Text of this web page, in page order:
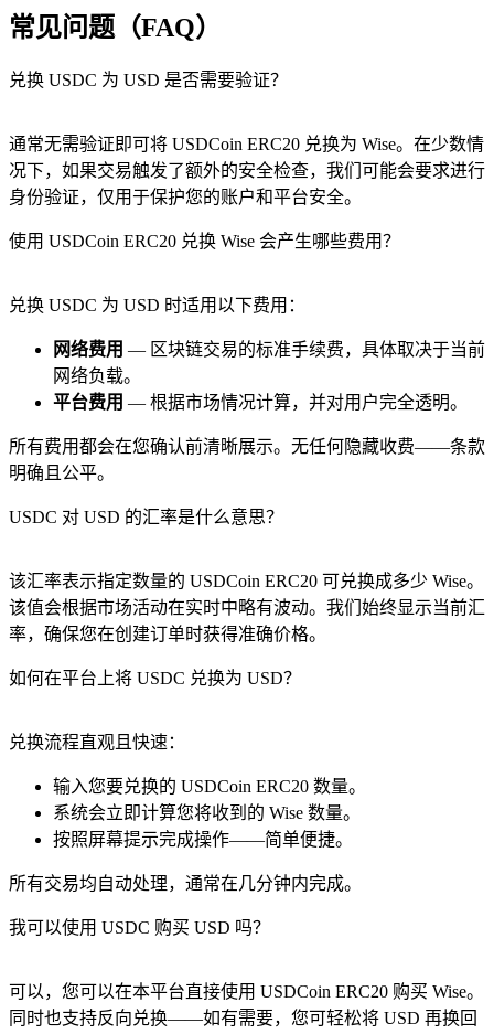
常见问题（FAQ）
兑换 USDC 为 USD 是否需要验证？
通常无需验证即可将 USDCoin ERC20 兑换为 Wise。在少数情
况下，如果交易触发了额外的安全检查，我们可能会要求进行
身份验证，仅用于保护您的账户和平台安全。
使用 USDCoin ERC20 兑换 Wise 会产生哪些费用？
兑换 USDC 为 USD 时适用以下费用：
网络费用 — 区块链交易的标准手续费，具体取决于当前
网络负载。
平台费用 — 根据市场情况计算，并对用户完全透明。
所有费用都会在您确认前清晰展示。无任何隐藏收费——条款
明确且公平。
USDC 对 USD 的汇率是什么意思？
该汇率表示指定数量的 USDCoin ERC20 可兑换成多少 Wise。
该值会根据市场活动在实时中略有波动。我们始终显示当前汇
率，确保您在创建订单时获得准确价格。
如何在平台上将 USDC 兑换为 USD？
兑换流程直观且快速：
输入您要兑换的 USDCoin ERC20 数量。
系统会立即计算您将收到的 Wise 数量。
按照屏幕提示完成操作——简单便捷。
所有交易均自动处理，通常在几分钟内完成。
我可以使用 USDC 购买 USD 吗？
可以，您可以在本平台直接使用 USDCoin ERC20 购买 Wise。
同时也支持反向兑换——如有需要，您可轻松将 USD 再换回